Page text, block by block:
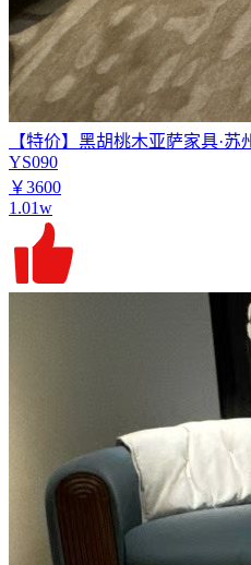
【特价】黑胡桃木亚萨家具·
YS090
￥3600
1.01w